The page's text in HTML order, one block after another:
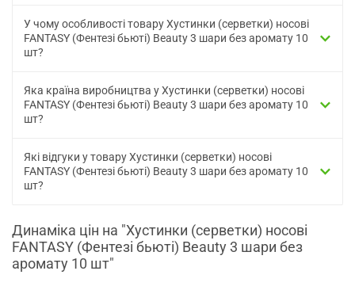
У чому особливості товару Хустинки (серветки) носові
FANTASY (Фентезі бьюті) Beauty 3 шари без аромату 10
шт?
Яка країна виробництва у Хустинки (серветки) носові
FANTASY (Фентезі бьюті) Beauty 3 шари без аромату 10
шт?
Які відгуки у товару Хустинки (серветки) носові
FANTASY (Фентезі бьюті) Beauty 3 шари без аромату 10
шт?
Динаміка цін на "Хустинки (серветки) носові
FANTASY (Фентезі бьюті) Beauty 3 шари без
аромату 10 шт"